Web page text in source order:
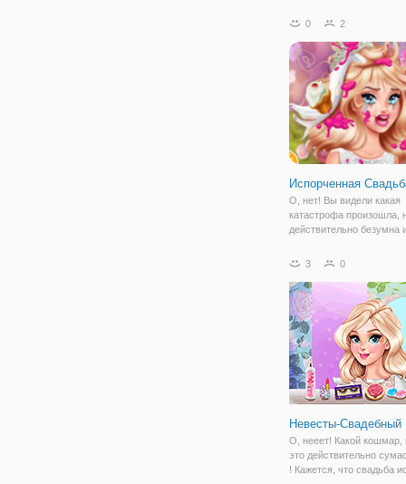
день провести в салоне
чтобы покрасить
ногти, нанести несколько
классных
0 2
Испорченная
О, нет! Вы видели какая
катастрофа произошла,
действительно безумна
свадьба разрушена. А
невесты и вот, он
Возможно ваша
3 0
Невесты-
О, нееет! Какой кошмар,
это действительно
! Кажется, что свадьба